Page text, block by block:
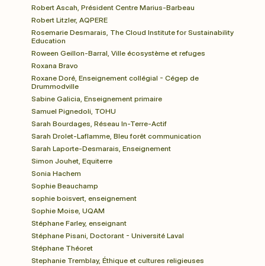
Robert Ascah, Président Centre Marius-Barbeau
Robert Litzler, AQPERE
Rosemarie Desmarais, The Cloud Institute for Sustainability
Education
Roween Geillon-Barral, Ville écosystème et refuges
Roxana Bravo
Roxane Doré, Enseignement collégial - Cégep de
Drummodville
Sabine Galicia, Enseignement primaire
Samuel Pignedoli, TOHU
Sarah Bourdages, Réseau In-Terre-Actif
Sarah Drolet-Laflamme, Bleu forêt communication
Sarah Laporte-Desmarais, Enseignement
Simon Jouhet, Equiterre
Sonia Hachem
Sophie Beauchamp
sophie boisvert, enseignement
Sophie Moise, UQAM
Stéphane Farley, enseignant
Stéphane Pisani, Doctorant - Université Laval
Stéphane Théoret
Stephanie Tremblay, Éthique et cultures religieuses